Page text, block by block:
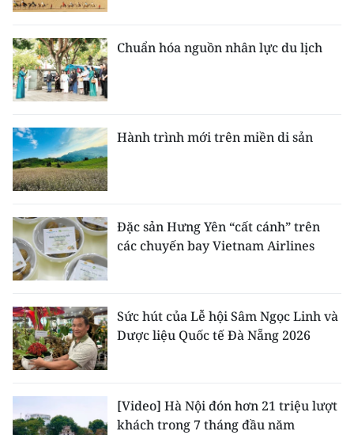
Chuẩn hóa nguồn nhân lực du lịch
Hành trình mới trên miền di sản
Đặc sản Hưng Yên “cất cánh” trên
các chuyến bay Vietnam Airlines
Sức hút của Lễ hội Sâm Ngọc Linh và
Dược liệu Quốc tế Đà Nẵng 2026
[Video] Hà Nội đón hơn 21 triệu lượt
khách trong 7 tháng đầu năm